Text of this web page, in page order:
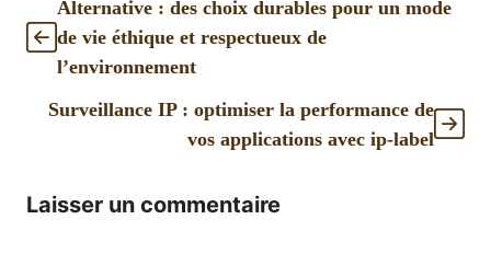
Alternative : des choix durables pour un mode
de vie éthique et respectueux de
l’environnement
Surveillance IP : optimiser la performance de
vos applications avec ip-label
Laisser un commentaire